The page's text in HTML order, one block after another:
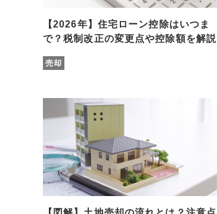
【2026年】住宅ローン控除はいつま
で？税制改正の変更点や控除額を解説
売却